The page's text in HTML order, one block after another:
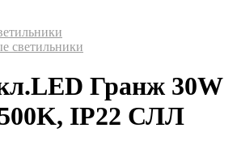
светильники
Гранж 30W
IP22 СЛЛ